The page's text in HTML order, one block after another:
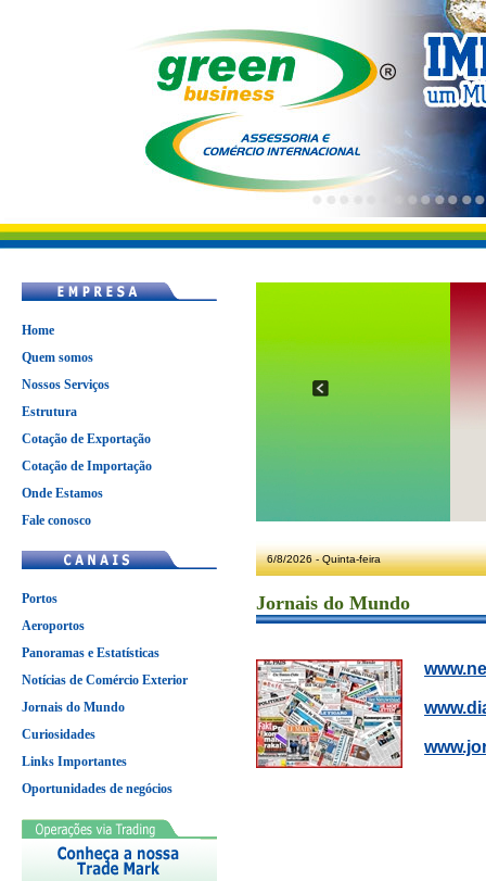
6/8/2026 - Quinta-feira
Jornais do Mundo
Home
Quem somos
Nossos Serviços
Estrutura
Cotação de Exportação
Cotação de Importação
Onde Estamos
Fale conosco
Portos
Aeroportos
Panoramas e Estatísticas
Notícias de Comércio Exterior
Jornais do Mundo
Curiosidades
Links Importantes
Oportunidades de negócios